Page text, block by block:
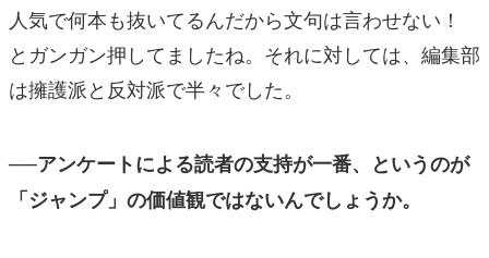
人気で何本も抜いてるんだから文句は言わせない！
とガンガン押してましたね。それに対しては、編集部
は擁護派と反対派で半々でした。
──アンケートによる読者の支持が一番、というのが
「ジャンプ」の価値観ではないんでしょうか。